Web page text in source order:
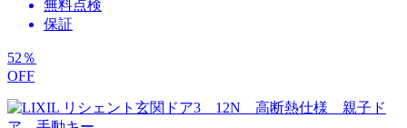
無料点検
保証
52 ％
OFF